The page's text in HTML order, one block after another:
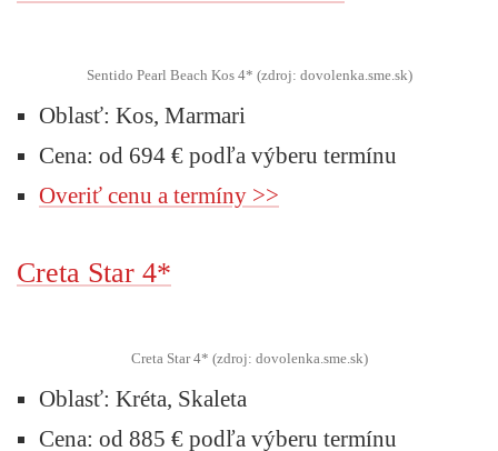
Sentido Pearl Beach Kos 4* (zdroj: dovolenka.sme.sk)
Oblasť: Kos, Marmari
Cena: od 694 € podľa výberu termínu
Overiť cenu a termíny >>
Creta Star 4*
Creta Star 4* (zdroj: dovolenka.sme.sk)
Oblasť: Kréta, Skaleta
Cena: od 885 € podľa výberu termínu